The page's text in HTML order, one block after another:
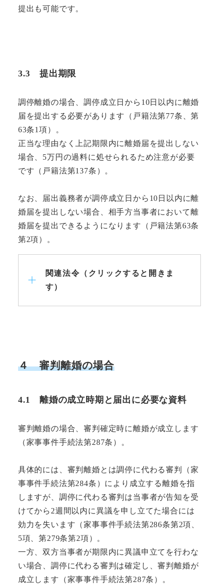
提出も可能です。
3.3 提出期限
調停離婚の場合、調停成立日から10日以内に離婚
届を提出する必要があります（戸籍法第77条、第
63条1項）。
正当な理由なく上記期限内に離婚届を提出しない
場合、5万円の過料に処せられるため注意が必要
です（戸籍法第137条）。
なお、届出義務者が調停成立日から10日以内に離
婚届を提出しない場合、相手方当事者において離
婚届を提出できるようになります（戸籍法第63条
第2項）。
関連法令（クリックすると開きま
す）
４審判離婚の場合
4.1 離婚の成立時期と届出に必要な資料
審判離婚の場合、審判確定時に離婚が成立します
（家事事件手続法第287条）。
具体的には、審判離婚とは調停に代わる審判（家
事事件手続法第284条）により成立する離婚を指
しますが、調停に代わる審判は当事者が告知を受
けてから2週間以内に異議を申し立てた場合には
効力を失います（家事事件手続法第286条第2項、
5項、第279条第2項）。
一方、双方当事者が期限内に異議申立てを行わな
い場合、調停に代わる審判は確定し、審判離婚が
成立します（家事事件手続法第287条）。